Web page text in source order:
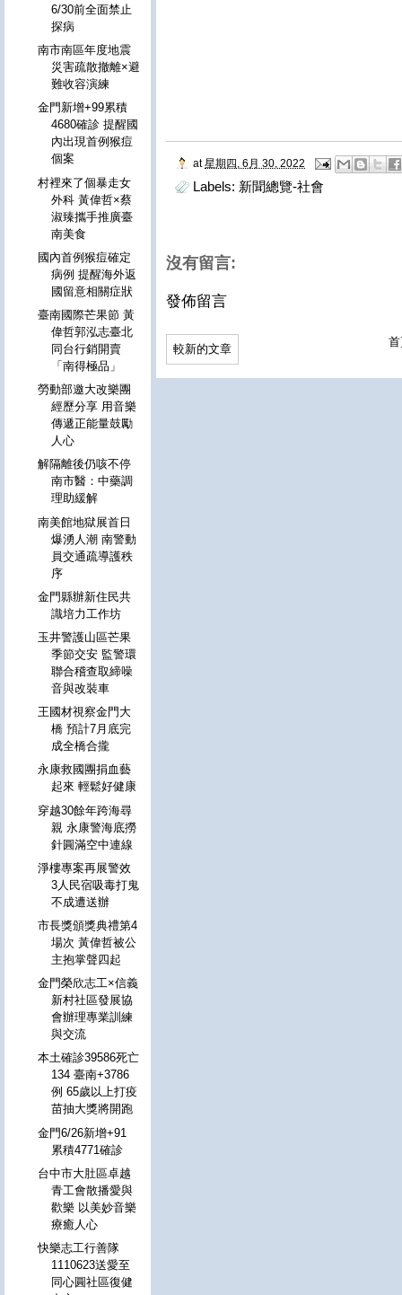
at 星期四, 6月 30, 2022
Labels: 新聞總覽-社會
沒有留言:
發佈留言
較新的文章
6/30前全面禁止
探病
南市南區年度地震
災害疏散撤離×避
難收容演練
金門新增+99累積
4680確診 提醒國
內出現首例猴痘
個案
村裡來了個暴走女
外科 黃偉哲×蔡
淑臻攜手推廣臺
南美食
國內首例猴痘確定
病例 提醒海外返
國留意相關症狀
臺南國際芒果節 黃
偉哲郭泓志臺北
同台行銷開賣
「南得極品」
勞動部邀大改樂團
經歷分享 用音樂
傳遞正能量鼓勵
人心
解隔離後仍咳不停
南市醫：中藥調
理助緩解
南美館地獄展首日
爆湧人潮 南警動
員交通疏導護秩
序
金門縣辦新住民共
識培力工作坊
玉井警護山區芒果
季節交安 監警環
聯合稽查取締噪
音與改裝車
王國材視察金門大
橋 預計7月底完
成全橋合攏
永康救國團捐血藝
起來 輕鬆好健康
穿越30餘年跨海尋
親 永康警海底撈
針圓滿空中連線
淨樓專案再展警效
3人民宿吸毒打鬼
不成遭送辦
市長獎頒獎典禮第4
場次 黃偉哲被公
主抱掌聲四起
金門榮欣志工×信義
新村社區發展協
會辦理專業訓練
與交流
本土確診39586死亡
134 臺南+3786
例 65歲以上打疫
苗抽大獎將開跑
金門6/26新增+91
累積4771確診
台中市大肚區卓越
青工會散播愛與
歡樂 以美妙音樂
療癒人心
快樂志工行善隊
1110623送愛至
同心圓社區復健